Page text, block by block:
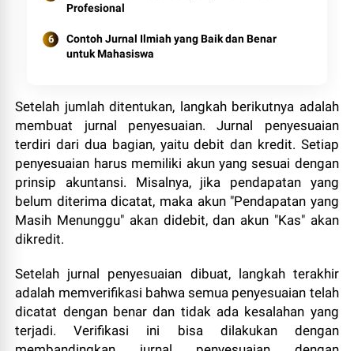
Profesional
Contoh Jurnal Ilmiah yang Baik dan Benar
untuk Mahasiswa
Setelah jumlah ditentukan, langkah berikutnya adalah
membuat jurnal penyesuaian. Jurnal penyesuaian
terdiri dari dua bagian, yaitu debit dan kredit. Setiap
penyesuaian harus memiliki akun yang sesuai dengan
prinsip akuntansi. Misalnya, jika pendapatan yang
belum diterima dicatat, maka akun "Pendapatan yang
Masih Menunggu" akan didebit, dan akun "Kas" akan
dikredit.
Setelah jurnal penyesuaian dibuat, langkah terakhir
adalah memverifikasi bahwa semua penyesuaian telah
dicatat dengan benar dan tidak ada kesalahan yang
terjadi. Verifikasi ini bisa dilakukan dengan